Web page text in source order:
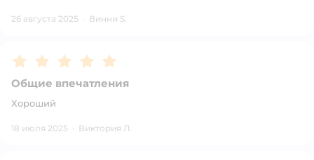
26 августа 2025 · Винни S.
Рейтинг:5
Общие впечатления
Хороший
18 июля 2025 · Виктория Л.